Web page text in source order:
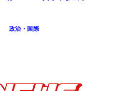
政治・国際